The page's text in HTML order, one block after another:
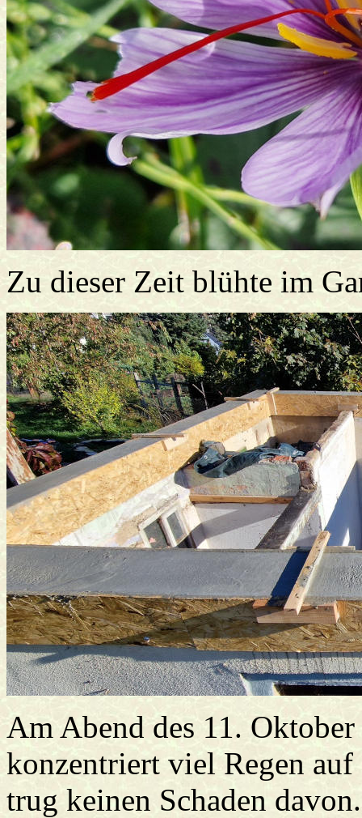
Zu dieser Zeit blühte im
Am Abend des 11.
konzentriert viel Regen
trug keinen Schaden davon.